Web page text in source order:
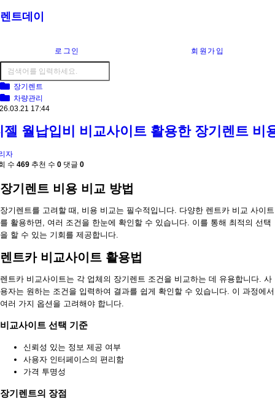
렌트데이
로그인 회원가입
장기렌트
차량관리
17:44
젤 월납입비 비교사이트 활용한 장기렌트 비
자
수 469 추천 수 0 댓글 0
장기렌트 비용 비교 방법
장기렌트를 고려할 때, 비용 비교는 필수적입니다. 다양한 렌트카 비교 사이트
를 활용하면, 여러 조건을 한눈에 확인할 수 있습니다. 이를 통해 최적의 선택
을 할 수 있는 기회를 제공합니다.
렌트카 비교사이트 활용법
렌트카 비교사이트는 각 업체의 장기렌트 조건을 비교하는 데 유용합니다. 사
용자는 원하는 조건을 입력하여 결과를 쉽게 확인할 수 있습니다. 이 과정에서
여러 가지 옵션을 고려해야 합니다.
비교사이트 선택 기준
신뢰성 있는 정보 제공 여부
사용자 인터페이스의 편리함
가격 투명성
장기렌트의 장점